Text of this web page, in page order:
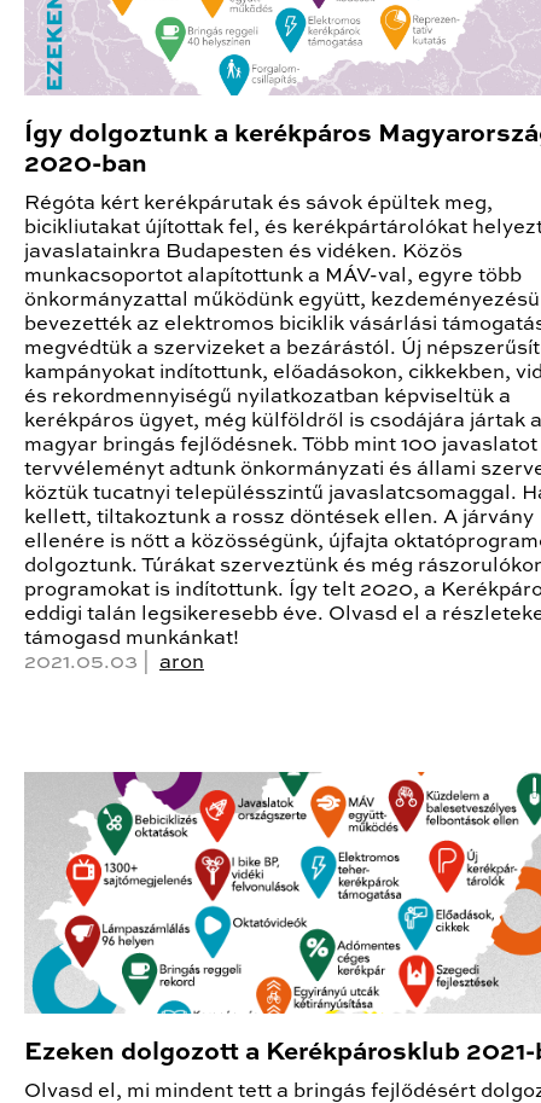
Így dolgoztunk a kerékpáros
2020-ban
Régóta kért kerékpárutak és sávok épültek meg,
bicikliutakat újítottak fel, és kerékpártárolókat
javaslatainkra Budapesten és vidéken. Közös
munkacsoportot alapítottunk a MÁV-val, egyre több
önkormányzattal működünk együtt,
bevezették az elektromos biciklik vásárlási
megvédtük a szervizeket a bezárástól. Új
kampányokat indítottunk, előadásokon, cikkekben,
és rekordmennyiségű nyilatkozatban képviseltük a
kerékpáros ügyet, még külföldről is csodájára jártak a
magyar bringás fejlődésnek. Több mint 100 javaslatot
tervvéleményt adtunk önkormányzati és állami
köztük tucatnyi településszintű javaslatcsomaggal.
kellett, tiltakoztunk a rossz döntések ellen. A járvány
ellenére is nőtt a közösségünk, újfajta
dolgoztunk. Túrákat szerveztünk és még
programokat is indítottunk. Így telt 2020, a
eddigi talán legsikeresebb éve. Olvasd el a
támogasd munkánkat!
2021.05.03 | aron
Ezeken dolgozott a Kerékpárosklub 2021-
Olvasd el, mi mindent tett a bringás fejlődésért